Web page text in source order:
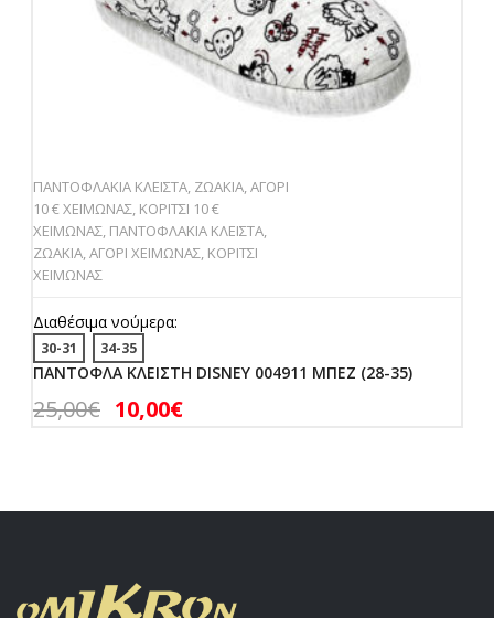
ΠΑΝΤΟΦΛΑΚΙΑ ΚΛΕΙΣΤΑ, ΖΩΑΚΙΑ,ΑΓΟΡΙ
10 € ΧΕΙΜΩΝΑΣ, ΚΟΡΙΤΣΙ 10 €
ΧΕΙΜΩΝΑΣ, ΠΑΝΤΟΦΛΑΚΙΑ ΚΛΕΙΣΤΑ,
ΖΩΑΚΙΑ,ΑΓΟΡΙ ΧΕΙΜΩΝΑΣ, ΚΟΡΙΤΣΙ
ΧΕΙΜΩΝΑΣ
Διαθέσιμα νούμερα:
30-31 34-35
ΠΑΝΤΟΦΛΑ ΚΛΕΙΣΤΗ DISNEY 004911 ΜΠΕΖ (28-35)
25,00€ 10,00€